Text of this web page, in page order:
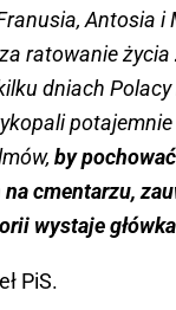
Antosia i
ratowanie życia
dniach
potajemnie
by
cmentarzu,
wystaje
PiS.